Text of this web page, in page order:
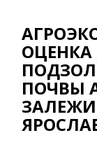
ОЦЕНКА
ПОЧВЫ